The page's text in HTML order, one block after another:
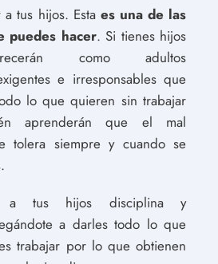
tus hijos. Esta es una de las
puedes hacer. Si tienes hijos
como adultos
e irresponsables que
lo que quieren sin trabajar
aprenderán que el mal
tolera siempre y cuando se
a tus hijos disciplina y
a darles todo lo que
trabajar por lo que obtienen